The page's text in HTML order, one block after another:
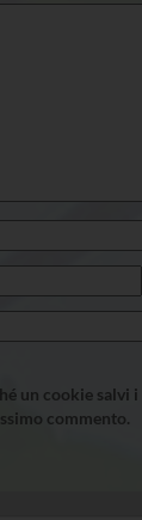
un cookie salvi
commento.